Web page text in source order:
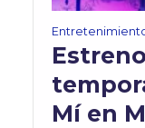
Mí en